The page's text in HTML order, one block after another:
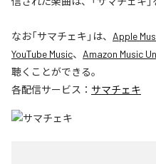
なお「サマチェキ 」は、 Apple
YouTube Music、 Amazon Music
聴くことができる。
各配信サービス： サマチェキ